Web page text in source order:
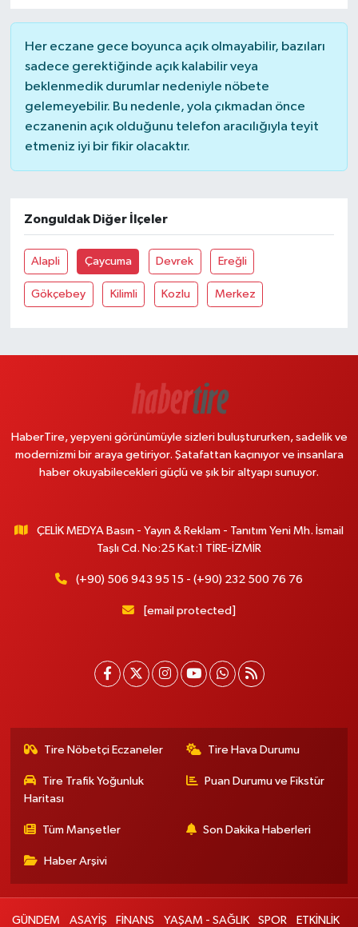
Her eczane gece boyunca açık olmayabilir, bazıları
sadece gerektiğinde açık kalabilir veya
beklenmedik durumlar nedeniyle nöbete
gelemeyebilir. Bu nedenle, yola çıkmadan önce
eczanenin açık olduğunu telefon aracılığıyla teyit
etmeniz iyi bir fikir olacaktır.
Zonguldak Diğer İlçeler
Alapli Çaycuma Devrek Ereğli
Gökçebey Kilimli Kozlu Merkez
HaberTire, yepyeni görünümüyle sizleri buluştururken, sadelik ve
modernizmi bir araya getiriyor. Şatafattan kaçınıyor ve insanlara
haber okuyabilecekleri güçlü ve şık bir altyapı sunuyor.
ÇELİK MEDYA Basın - Yayın & Reklam - Tanıtım Yeni Mh. İsmail
Taşlı Cd. No:25 Kat:1 TİRE-İZMİR
(+90) 506 943 95 15 - (+90) 232 500 76 76
[email protected]
Tire Nöbetçi Eczaneler Tire Hava Durumu
Tire Trafik Yoğunluk
Haritası
Puan Durumu ve Fikstür
Tüm Manşetler Son Dakika Haberleri
Haber Arşivi
GÜNDEM ASAYİŞ FİNANS YAŞAM - SAĞLIK SPOR ETKİNLİK